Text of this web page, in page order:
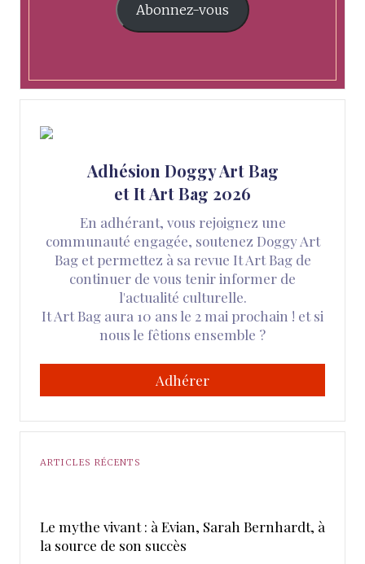
Abonnez-vous
Adhésion Doggy Art Bag
et It Art Bag 2026
En adhérant, vous rejoignez une
communauté engagée, soutenez Doggy Art
Bag et permettez à sa revue It Art Bag de
continuer de vous tenir informer de
l'actualité culturelle.
It Art Bag aura 10 ans le 2 mai prochain ! et si
nous le fêtions ensemble ?
Adhérer
ARTICLES RÉCENTS
Le mythe vivant : à Evian, Sarah Bernhardt, à
la source de son succès